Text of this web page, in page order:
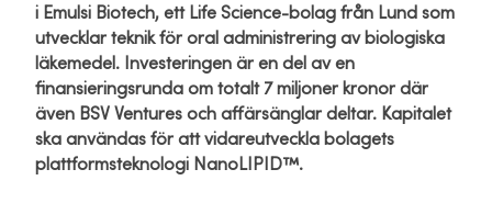
i Emulsi Biotech, ett Life Science-bolag från Lund som
utvecklar teknik för oral administrering av biologiska
läkemedel. Investeringen är en del av en
finansieringsrunda om totalt 7 miljoner kronor där
även BSV Ventures och affärsänglar deltar. Kapitalet
ska användas för att vidareutveckla bolagets
plattformsteknologi NanoLIPID™.